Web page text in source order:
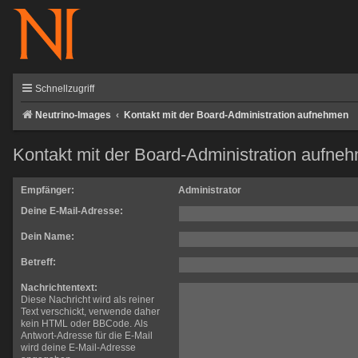
Schnellzugriff
Neutrino-Images Kontakt mit der Board-Administration aufnehmen
Kontakt mit der Board-Administration
Empfänger:
Administrator
Deine E-Mail-Adresse:
Dein Name:
Betreff:
Nachrichtentext:
Diese Nachricht wird als reiner
Text verschickt, verwende daher
kein HTML oder BBCode. Als
Antwort-Adresse für die E-Mail
wird deine E-Mail-Adresse